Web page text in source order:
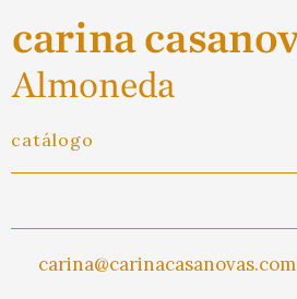
catálogo
carina@carinacasanovas.com